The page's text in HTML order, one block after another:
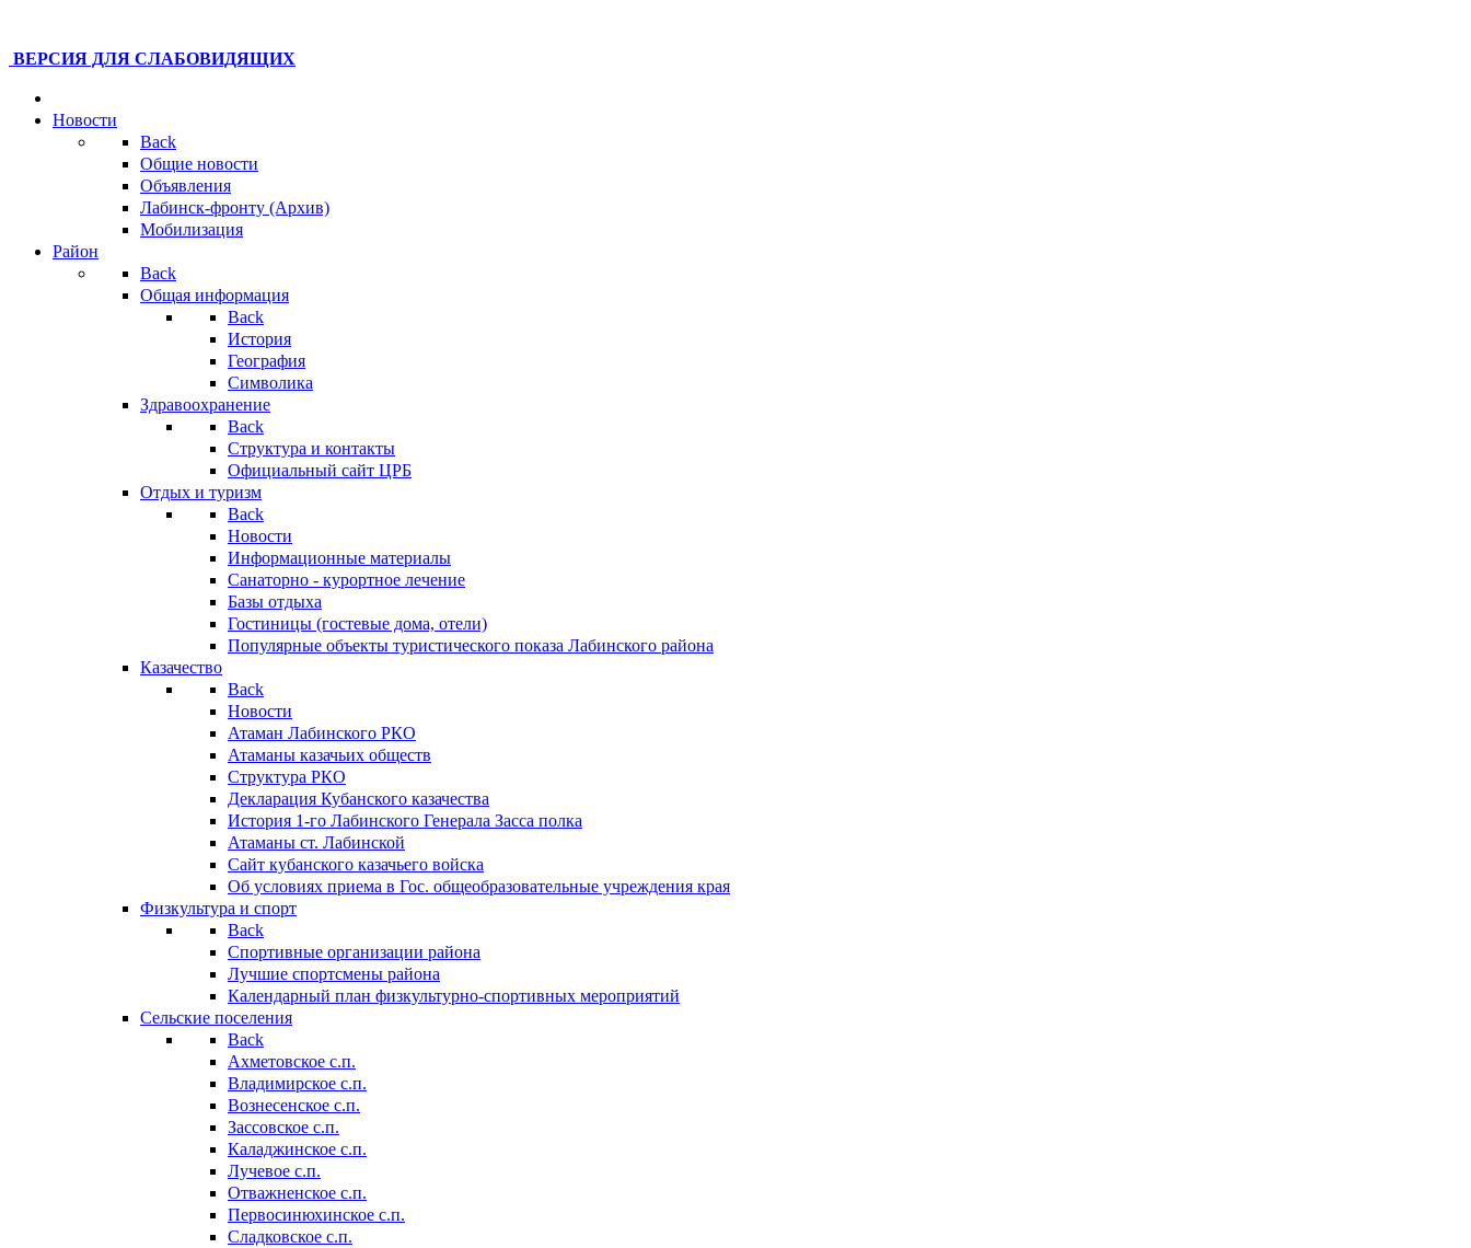
ВЕРСИЯ ДЛЯ СЛАБОВИДЯЩИХ
Новости
Back
Общие новости
Объявления
Лабинск-фронту (Архив)
Мобилизация
Район
Back
Общая информация
Back
История
География
Символика
Здравоохранение
Back
Структура и контакты
Официальный сайт ЦРБ
Отдых и туризм
Back
Новости
Информационные материалы
Санаторно - курортное лечение
Базы отдыха
Гостиницы (гостевые дома, отели)
Популярные объекты туристического показа Лабинского района
Казачество
Back
Новости
Атаман Лабинского РКО
Атаманы казачьих обществ
Структура РКО
Декларация Кубанского казачества
История 1-го Лабинского Генерала Засса полка
Атаманы ст. Лабинской
Cайт кубанского казачьего войска
Об условиях приема в Гос. общеобразовательные учреждения края
Физкультура и спорт
Back
Спортивные организации района
Лучшие спортсмены района
Календарный план физкультурно-спортивных мероприятий
Сельские поселения
Back
Ахметовское с.п.
Владимирское с.п.
Вознесенское с.п.
Зассовское с.п.
Каладжинское с.п.
Лучевое с.п.
Отважненское с.п.
Первосинюхинское с.п.
Сладковское с.п.